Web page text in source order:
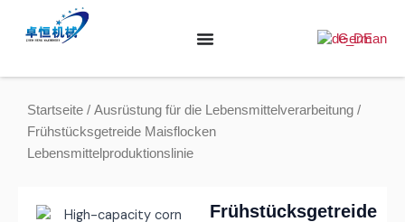
Inhalt
German
Startseite / Ausrüstung für die Lebensmittelverarbeitung /
Frühstücksgetreide Maisflocken
Lebensmittelproduktionslinie
Frühstücksgetreide